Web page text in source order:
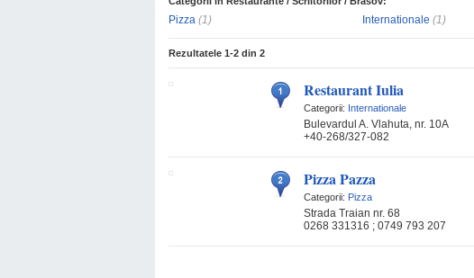
Pizza (1) Internationale (1)
Rezultatele 1-2 din 2
Restaurant Iulia
Categorii: Internationale
Bulevardul A. Vlahuta, nr. 10A
+40-268/327-082
Pizza Pazza
Categorii: Pizza
Strada Traian nr. 68
0268 331316 ; 0749 793 207